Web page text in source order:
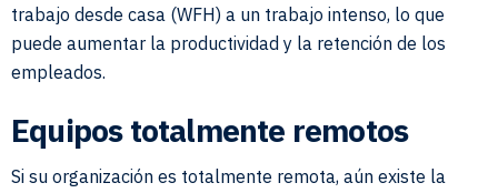
trabajo desde casa (WFH) a un trabajo intenso, lo que
puede aumentar la productividad y la retención de los
empleados.
Equipos totalmente remotos
Si su organización es totalmente remota, aún existe la